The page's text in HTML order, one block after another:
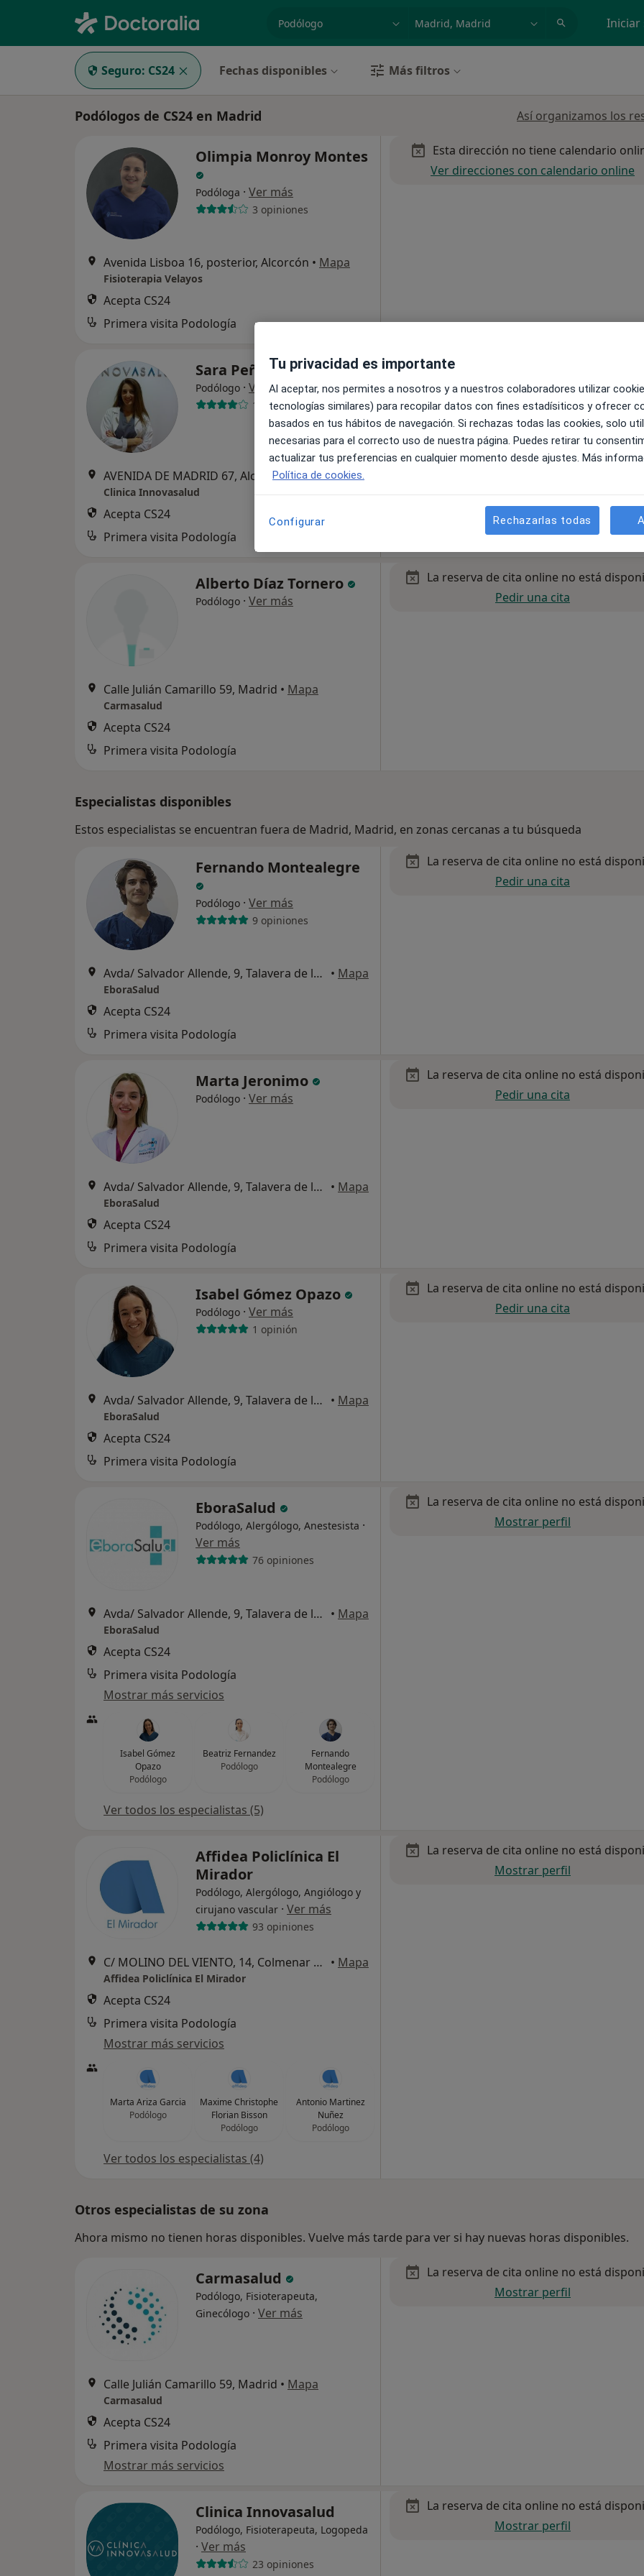
especialidad, enfermedad o nombre Iniciar
Seguro: CS24 Fechas disponibles Más filtros
Podólogos de CS24 en Madrid Así organizamos los
Olimpia Monroy Montes
Podóloga · Ver más
3 opiniones
Avenida Lisboa 16, posterior, Alcorcón • Mapa
Fisioterapia Velayos
Acepta CS24
Primera visita Podología
Esta dirección no tiene calendario
Ver direcciones con calendario online
Sara Peñín
Podólogo · Ver más
10 opiniones
AVENIDA DE MADRID 67, Alcobendas•Mapa
Clinica Innovasalud
Acepta CS24
Primera visita Podología
La reserva de cita online no está
Pedir una cita
Alberto Díaz Tornero
Podólogo · Ver más
Calle Julián Camarillo 59, Madrid • Mapa
Carmasalud
Acepta CS24
Primera visita Podología
La reserva de cita online no está
Pedir una cita
Especialistas disponibles
Estos especialistas se encuentran fuera de Madrid, Madrid, en zonas cercanas a tu búsqueda
Fernando Montealegre
Podólogo · Ver más
9 opiniones
Avda/ Salvador Allende, 9, Talavera de la Reina • Mapa
EboraSalud
Acepta CS24
Primera visita Podología
La reserva de cita online no está
Pedir una cita
Marta Jeronimo
Podólogo · Ver más
Avda/ Salvador Allende, 9, Talavera de la Reina • Mapa
EboraSalud
Acepta CS24
Primera visita Podología
La reserva de cita online no está
Pedir una cita
Isabel Gómez Opazo
Podólogo · Ver más
1 opinión
Avda/ Salvador Allende, 9, Talavera de la Reina • Mapa
EboraSalud
Acepta CS24
Primera visita Podología
La reserva de cita online no está
Pedir una cita
EboraSalud
Podólogo, Alergólogo, Anestesista ·
Ver más
76 opiniones
Avda/ Salvador Allende, 9, Talavera de la Reina • Mapa
EboraSalud
Acepta CS24
Primera visita Podología
Mostrar más servicios
Isabel Gómez
Opazo
Podólogo
Beatriz Fernandez
Podólogo
Fernando
Montealegre
Podólogo
Ver todos los especialistas (5)
La reserva de cita online no está
Mostrar perfil
Affidea Policlínica El
Mirador
Podólogo, Alergólogo, Angiólogo y
cirujano vascular · Ver más
93 opiniones
C/ MOLINO DEL VIENTO, 14, Colmenar Viejo • Mapa
Affidea Policlínica El Mirador
Acepta CS24
Primera visita Podología
Mostrar más servicios
Marta Ariza Garcia
Podólogo
Maxime Christophe
Florian Bisson
Podólogo
Antonio Martinez
Nuñez
Podólogo
Ver todos los especialistas (4)
La reserva de cita online no está
Mostrar perfil
Otros especialistas de su zona
Ahora mismo no tienen horas disponibles. Vuelve más tarde para ver si hay nuevas horas disponibles.
Carmasalud
Podólogo, Fisioterapeuta,
Ginecólogo · Ver más
Calle Julián Camarillo 59, Madrid • Mapa
Carmasalud
Acepta CS24
Primera visita Podología
Mostrar más servicios
La reserva de cita online no está
Mostrar perfil
Clinica Innovasalud
Podólogo, Fisioterapeuta, Logopeda
· Ver más
23 opiniones
La reserva de cita online no está
Mostrar perfil
Tu privacidad es importante
Al aceptar, nos permites a nosotros y a nuestros colaboradores utilizar
tecnologías similares) para recopilar datos con fines estadísiticos y ofrecer
basados en tus hábitos de navegación. Si rechazas todas las cookies, solo
necesarias para el correcto uso de nuestra página. Puedes retirar tu
actualizar tus preferencias en cualquier momento desde ajustes. Más
Política de cookies.
Configurar Rechazarlas todas